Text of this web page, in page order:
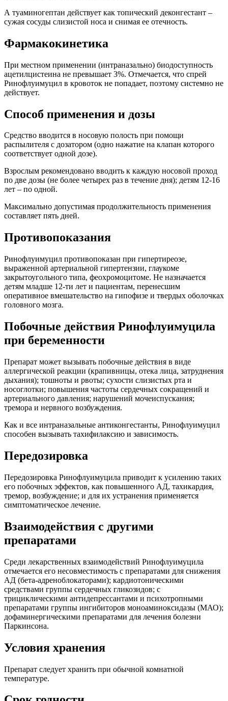
А туаминогептан действует как топический деконгестант –
сужая сосуды слизистой носа и снимая ее отечность.
Фармакокинетика
При местном применении (интраназально) биодоступность
ацетилцистеина не превышает 3%. Отмечается, что спрей
Ринофлуимуцил в кровоток не попадает, поэтому системно не
действует.
Способ применения и дозы
Средство вводится в носовую полость при помощи
распылителя с дозатором (одно нажатие на клапан которого
соответствует одной дозе).
Взрослым рекомендовано вводить к каждую носовой проход
по две дозы (не более четырех раз в течение дня); детям 12-16
лет – по одной.
Максимально допустимая продолжительность применения
составляет пять дней.
Противопоказания
Ринофлуимуцил противопоказан при гипертиреозе,
выраженной артериальной гипертензии, глаукоме
закрытоугольного типа, феохромоцитоме. Не назначается
детям младше 12-ти лет и пациентам, перенесшим
оперативное вмешательство на гипофизе и твердых оболочках
головного мозга.
Побочные действия Ринофлуимуцила
при беременности
Препарат может вызывать побочные действия в виде
аллергической реакции (крапивницы, отека лица, затруднения
дыхания); тошноты и рвоты; сухости слизистых рта и
носоглотки; повышения частоты сердечных сокращений и
артериального давления; нарушений мочеиспускания;
тремора и нервного возбуждения.
Как и все интраназальные антиконгестанты, Ринофлуимуцил
способен вызывать тахифилаксию и зависимость.
Передозировка
Передозировка Ринофлуимуцила приводит к усилению таких
его побочных эффектов, как повышенного АД, тахикардия,
тремор, возбуждение; и для их устранения применяется
симптоматическое лечение.
Взаимодействия с другими
препаратами
Среди лекарственных взаимодействий Ринофлуимуцила
отмечается его несовместимость с препаратами для снижения
АД (бета-адреноблокаторами); кардиотоническими
средствами группы сердечных гликозидов; с
трициклическими антидепрессантами и психотропными
препаратами группы ингибиторов моноаминоксидазы (МАО);
дофаминергическими препаратами для лечения болезни
Паркинсона.
Условия хранения
Препарат следует хранить при обычной комнатной
температуре.